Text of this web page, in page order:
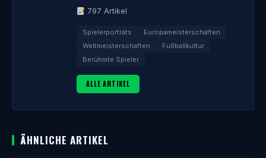
797 Artikel
Spielerporträts
Europameisterschaften
Weltmeisterschaften
Fußballkultur
Berühmte Spieler
ALLE ARTIKEL
ÄHNLICHE ARTIKEL